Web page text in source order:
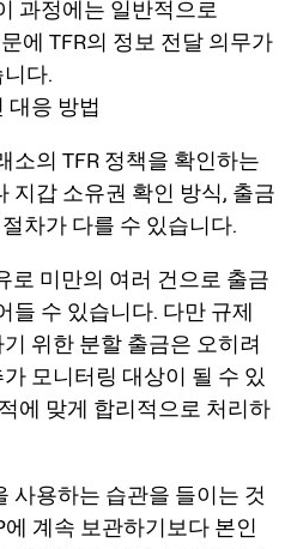
과정에는 일반적으로
에 TFR의 정보 전달 의무가
다.
대응 방법
소의 TFR 정책을 확인하는
지갑 소유권 확인 방식, 출금
차가 다를 수 있습니다.
로 미만의 여러 건으로 출금
들 수 있습니다. 다만 규제
위한 분할 출금은 오히려
모니터링 대상이 될 수 있
에 맞게 합리적으로 처리하
사용하는 습관을 들이는 것
계속 보관하기보다 본인